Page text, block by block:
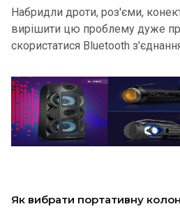
Набридли дроти, роз'єми,
вирішити цю проблему дуже
скористатися Bluetooth
Як вибрати портативну